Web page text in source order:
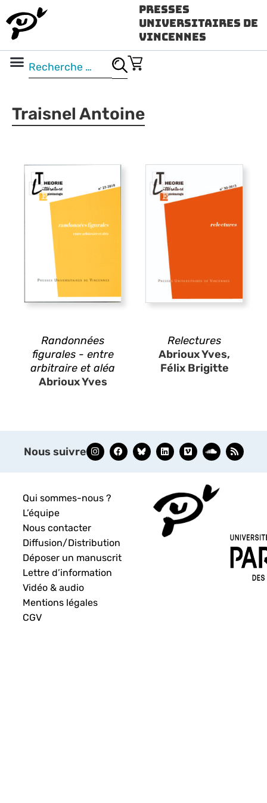
Presses
Universitaires de
Vincennes
Traisnel Antoine
Randonnées
figurales - entre
arbitraire et aléa
Abrioux Yves
Relectures
Abrioux Yves,
Félix Brigitte
Nous suivre
Qui sommes-nous ?
L’équipe
Nous contacter
Diffusion/Distribution
Déposer un manuscrit
Lettre d’information
Vidéo & audio
Mentions légales
CGV